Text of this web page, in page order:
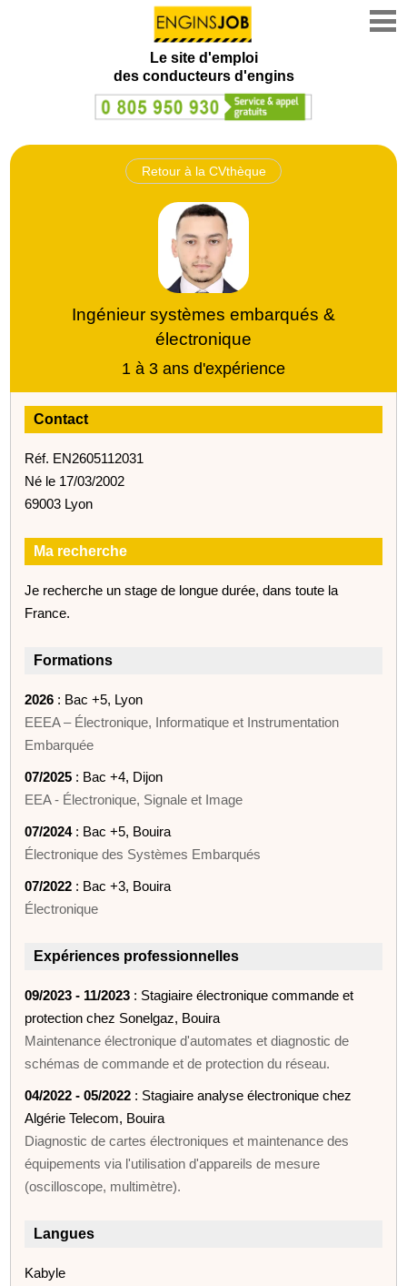
Le site d'emploi
des conducteurs d'engins
Retour à la CVthèque
Ingénieur systèmes embarqués &
électronique
1 à 3 ans d'expérience
Contact
Réf. EN2605112031
Né le 17/03/2002
69003 Lyon
Ma recherche
Je recherche un stage de longue durée, dans toute la
France.
Formations
2026 : Bac +5, Lyon
EEEA – Électronique, Informatique et Instrumentation
Embarquée
07/2025 : Bac +4, Dijon
EEA - Électronique, Signale et Image
07/2024: Bac +5, Bouira
Électronique des Systèmes Embarqués
07/2022 : Bac +3, Bouira
Électronique
Expériences professionnelles
09/2023 - 11/2023 : Stagiaire électronique commande et
protection chez Sonelgaz, Bouira
Maintenance électronique d'automates et diagnostic de
schémas de commande et de protection du réseau.
04/2022 - 05/2022 : Stagiaire analyse électronique chez
Algérie Telecom, Bouira
Diagnostic de cartes électroniques et maintenance des
équipements via l'utilisation d'appareils de mesure
(oscilloscope, multimètre).
Langues
Kabyle